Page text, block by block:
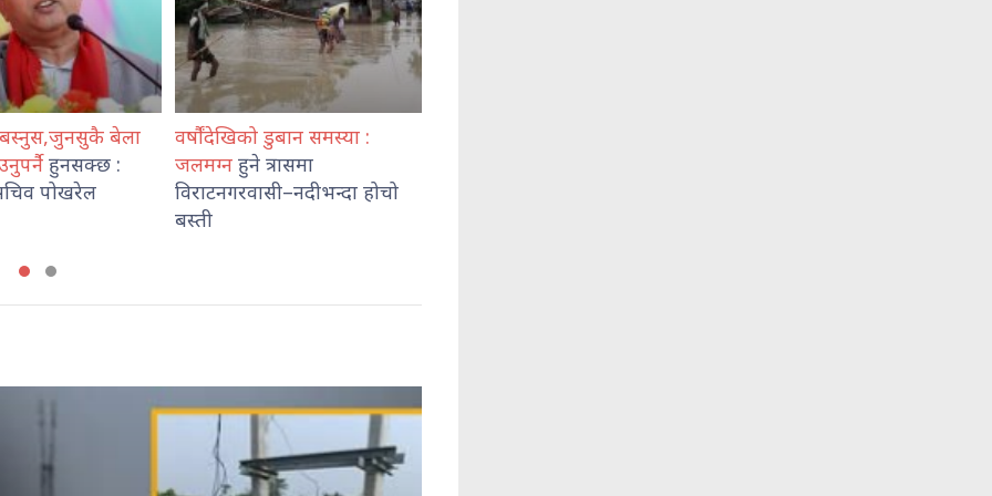
डुबान समस्या :
होचो
कोशी प्रदेश प्रहरी प्रमुख
खनालद्वारा मातहत प्रहरी
प्रमुखलाई निर्देशन